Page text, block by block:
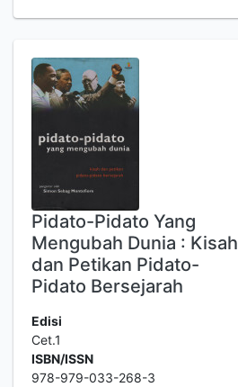
Pidato-Pidato Yang
Mengubah Dunia : Kisah
dan Petikan Pidato-
Pidato Bersejarah
Edisi
Cet.1
ISBN/ISSN
978-979-033-268-3